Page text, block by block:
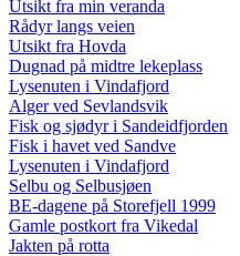
Utsikt fra min veranda
Rådyr langs veien
Utsikt fra Hovda
Dugnad på midtre lekeplass
Lysenuten i Vindafjord
Alger ved Sevlandsvik
Fisk og sjødyr i Sandeidfjorden
Fisk i havet ved Sandve
Lysenuten i Vindafjord
Selbu og Selbusjøen
BE-dagene på Storefjell 1999
Gamle postkort fra Vikedal
Jakten på rotta